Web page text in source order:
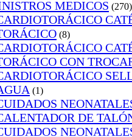
MEDICOS (270)
(8)
CON
(1)
DE